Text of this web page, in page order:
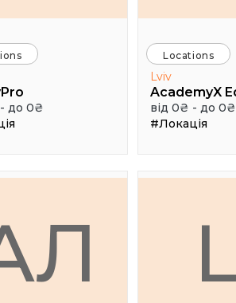
до 0₴
Locations
Lviv
від 0₴ - до 0₴
#Локація